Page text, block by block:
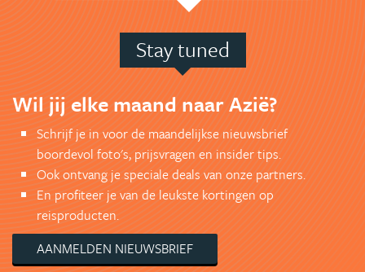
Stay tuned
Wil jij elke maand naar Azië?
Schrijf je in voor de maandelijkse nieuwsbrief
boordevol foto's, prijsvragen en insider tips.
Ook ontvang je speciale deals van onze partners.
En profiteer je van de leukste kortingen op
reisproducten.
AANMELDEN NIEUWSBRIEF